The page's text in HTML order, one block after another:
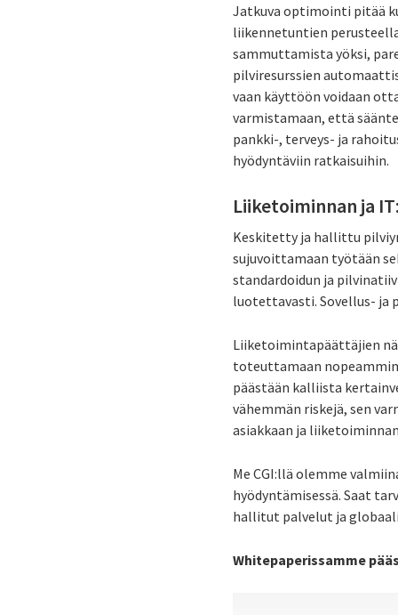
Jatkuva optimointi pitää
liikennetuntien
sammuttamista yöksi,
pilviresurssien
vaan käyttöön voidaan
varmistamaan, että
pankki-, terveys- ja
hyödyntäviin ratkaisuihin.
Liiketoiminnan ja
Keskitetty ja hallittu
sujuvoittamaan työtään
standardoidun ja
luotettavasti. Sovellus- ja
Liiketoimintapäättäjien
toteuttamaan
päästään kalliista
vähemmän riskejä, sen
asiakkaan ja
Me CGI:llä olemme
hyödyntämisessä. Saat
hallitut palvelut ja
Whitepaperissamme